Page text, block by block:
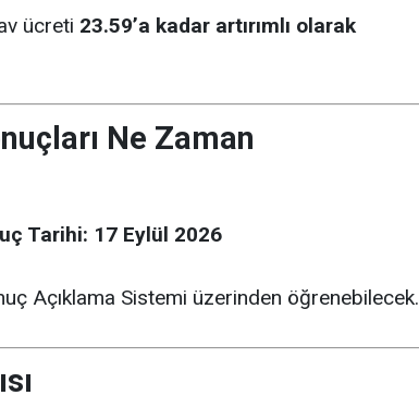
ücreti 23.59’a kadar artırımlı olarak
Ne Zaman
Tarihi: 17 Eylül 2026
Açıklama Sistemi üzerinden öğrenebilecek.